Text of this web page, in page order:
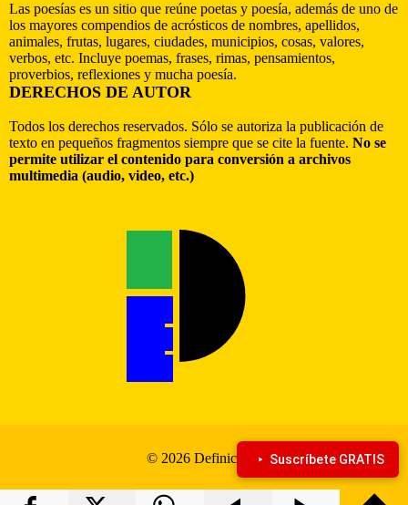
Las poesías es un sitio que reúne poetas y poesía, además de uno de
los mayores compendios de acrósticos de nombres, apellidos,
animales, frutas, lugares, ciudades, municipios, cosas, valores,
verbos, etc. Incluye poemas, frases, rimas, pensamientos,
proverbios, reflexiones y mucha poesía.
DERECHOS DE AUTOR
Todos los derechos reservados. Sólo se autoriza la publicación de
texto en pequeños fragmentos siempre que se cite la fuente. No se
permite utilizar el contenido para conversión a archivos
multimedia (audio, video, etc.)
© 2026 Definiciona Suscríbete GRATIS